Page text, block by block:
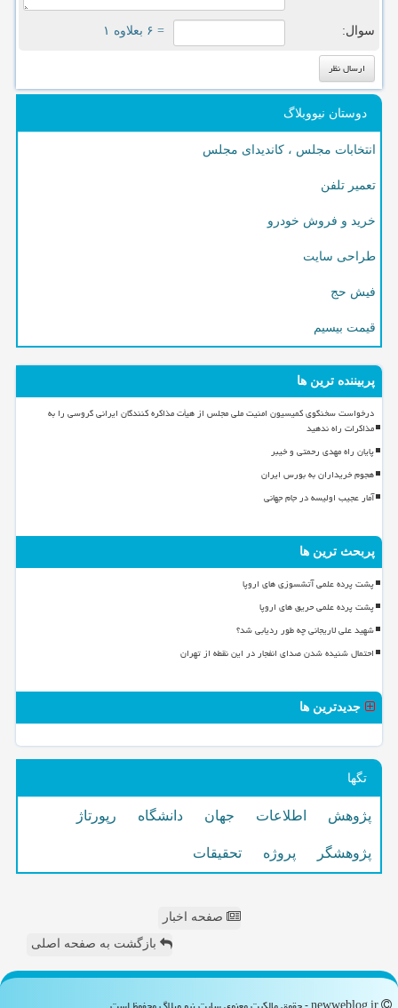
سوال: = ۶ بعلاوه ۱
دوستان نیووبلاگ
انتخابات مجلس ، کاندیدای مجلس
تعمیر تلفن
خرید و فروش خودرو
طراحی سایت
فیش حج
قیمت بیسیم
پربیننده ترین ها
درخواست سخنگوی کمیسیون امنیت ملی مجلس از هیأت مذاکره کنندگان ایرانی گروسی را به
مذاکرات راه ندهید
پایان راه مهدی رحمتی و خیبر
هجوم خریداران به بورس ایران
آمار عجیب اولیسه در جام جهانی
پربحث ترین ها
پشت پرده علمی آتشسوزی های اروپا
پشت پرده علمی حریق های اروپا
شهید علی لاریجانی چه طور ردیابی شد؟
احتمال شنیده شدن صدای انفجار در این نقطه از تهران
جدیدترین ها
تگها
پژوهش اطلاعات جهان دانشگاه رپورتاژ
پژوهشگر پروژه تحقیقات
صفحه اخبار
بازگشت به صفحه اصلی